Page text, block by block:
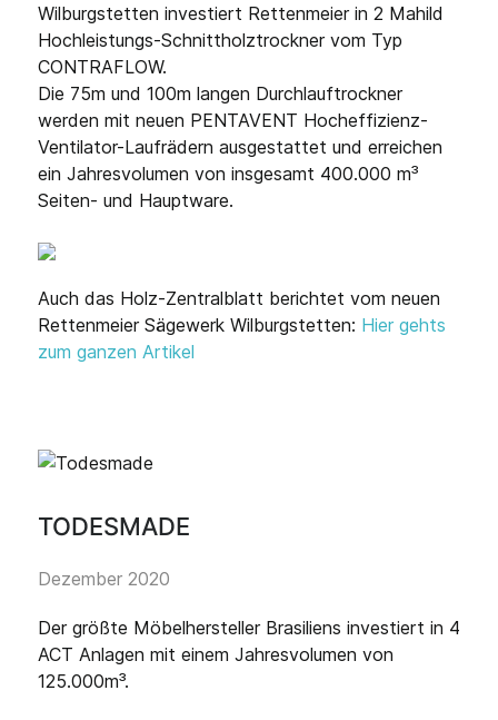
Wilburgstetten investiert Rettenmeier in 2 Mahild
Hochleistungs-Schnittholztrockner vom Typ
CONTRAFLOW.
Die 75m und 100m langen Durchlauftrockner
werden mit neuen PENTAVENT Hocheffizienz-
Ventilator-Laufrädern ausgestattet und erreichen
ein Jahresvolumen von insgesamt 400.000 m³
Seiten- und Hauptware.
Auch das Holz-Zentralblatt berichtet vom neuen
Rettenmeier Sägewerk Wilburgstetten: Hier gehts
zum ganzen Artikel
TODESMADE
Dezember 2020
Der größte Möbelhersteller Brasiliens investiert in 4
ACT Anlagen mit einem Jahresvolumen von
125.000m³.